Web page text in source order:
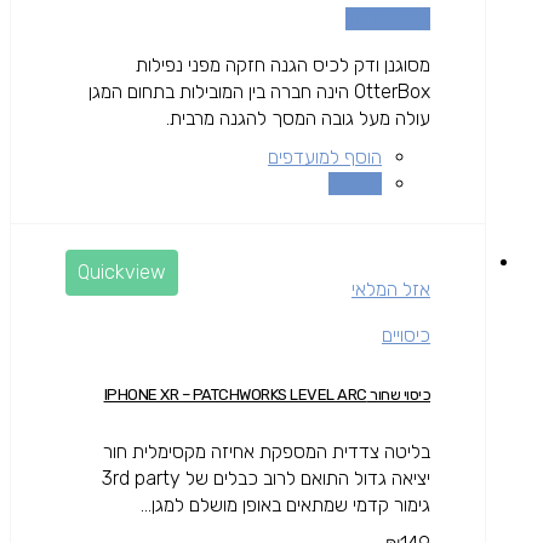
מסוגנן ודק לכיס הגנה חזקה מפני נפילות
OtterBox הינה חברה בין המובילות בתחום המגן
עולה מעל גובה המסך להגנה מרבית.
הוסף למועדפים
Quickview
אזל המלאי
כיסויים
כיסוי שחור IPHONE XR – PATCHWORKS LEVEL ARC
בליטה צדדית המספקת אחיזה מקסימלית חור
יציאה גדול התואם לרוב כבלים של 3rd party
גימור קדמי שמתאים באופן מושלם למגן...